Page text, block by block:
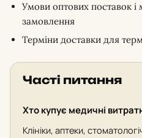
Умови оптових поставок і
замовлення
Терміни доставки для
Часті питання
Хто купує медичні
Клініки, аптеки,